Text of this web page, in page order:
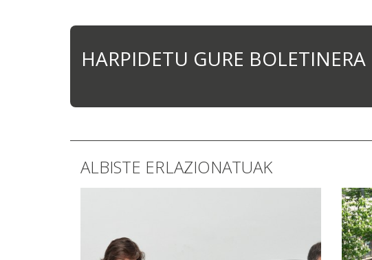
HARPIDETU GURE BOLETINERA
ALBISTE ERLAZIONATUAK